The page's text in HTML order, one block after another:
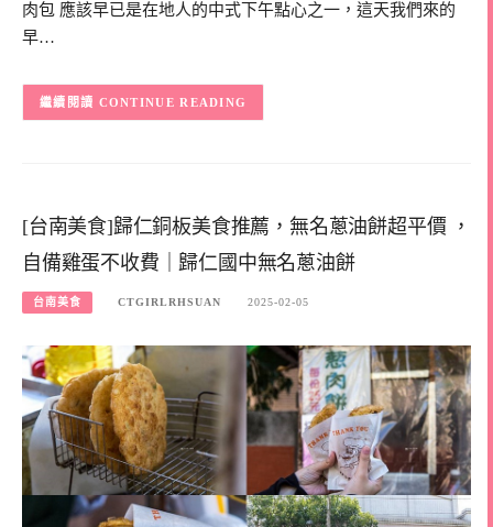
肉包 應該早已是在地人的中式下午點心之一，這天我們來的
早…
CONTINUE READING
[台南美食]歸仁銅板美食推薦，無名蔥油餅超平價 ，
自備雞蛋不收費｜歸仁國中無名蔥油餅
台南美食 CTGIRLRHSUAN 2025-02-05